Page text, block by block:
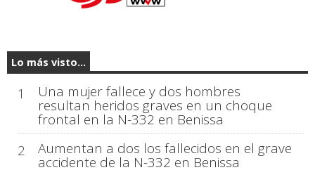
Lo más visto...
1 Una mujer fallece y dos hombres
resultan heridos graves en un choque
frontal en la N-332 en Benissa
2
Aumentan a dos los fallecidos en el grave
accidente de la N-332 en Benissa